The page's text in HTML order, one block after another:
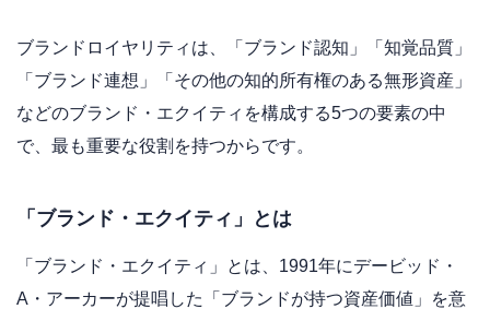
ブランドロイヤリティは、「ブランド認知」「知覚品質」
「ブランド連想」「その他の知的所有権のある無形資産」
などのブランド・エクイティを構成する5つの要素の中
で、最も重要な役割を持つからです。
「ブランド・エクイティ」とは
「ブランド・エクイティ」とは、1991年にデービッド・
A・アーカーが提唱した「ブランドが持つ資産価値」を意